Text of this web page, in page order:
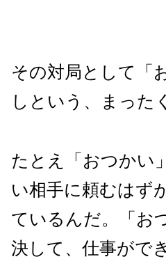
その対局として「
しという、まった
たとえ「おつかい
い相手に頼むはず
ているんだ。「お
決して、仕事がで